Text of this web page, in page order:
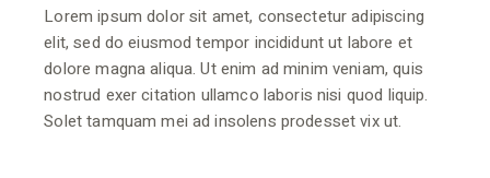
Lorem ipsum dolor sit amet, consectetur adipiscing
elit, sed do eiusmod tempor incididunt ut labore et
dolore magna aliqua. Ut enim ad minim veniam, quis
nostrud exer citation ullamco laboris nisi quod liquip.
Solet tamquam mei ad insolens prodesset vix ut.